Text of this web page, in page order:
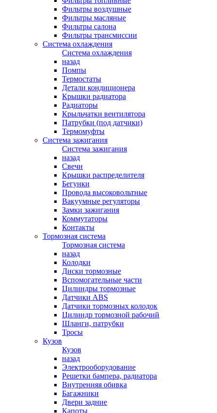
Фильтры воздушные
Фильтры масляные
Фильтры салона
Фильтры трансмиссии
Система охлаждения
Система охлаждения
назад
Помпы
Термостаты
Детали кондиционера
Крышки радиатора
Радиаторы
Крыльчатки вентилятора
Патрубки (под датчики)
Термомуфты
Система зажигания
Система зажигания
назад
Свечи
Крышки распределителя
Бегунки
Провода высоковольтные
Вакуумные регуляторы
Замки зажигания
Коммутаторы
Контакты
Тормозная система
Тормозная система
назад
Колодки
Диски тормозные
Вспомогательные части
Цилиндры тормозные
Датчики ABS
Датчики тормозных колодок
Цилиндр тормозной рабочий
Шланги, патрубки
Тросы
Кузов
Кузов
назад
Электрооборудование
Решетки бампера, радиатора
Внутренняя обивка
Багажники
Двери задние
Капоты